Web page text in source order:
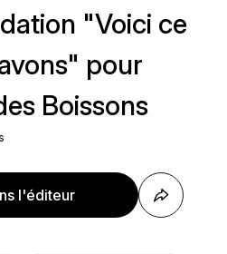
"Voici ce
pour
Boissons
l'éditeur